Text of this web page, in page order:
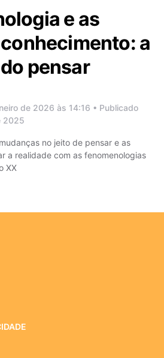
e as
a
pensar
de 2026 às 14:16 • Publicado
2025
no jeito de pensar e as
a realidade com as fenomenologias
XX